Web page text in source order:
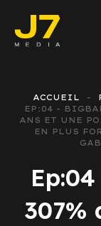
ACCUEIL
EP:04 -
ANS ET UNE
EN PLUS
307%